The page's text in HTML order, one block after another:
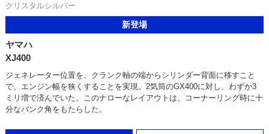
クリスタルシルバー
新登場
ヤマハ
XJ400
ジェネレーター位置を、クランク軸の端からシリンダー背面に移すこと
で、エンジン幅を狭くすることを実現。2気筒のGX400に対し、わずか3
ミリ増で済んでいた。このナローなレイアウトは、コーナーリング時に十
分なバンク角をもたらした。